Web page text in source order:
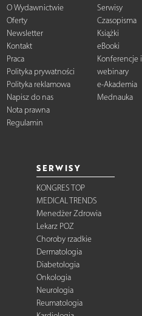
O Wydawnictwie
Oferty
Newsletter
Kontakt
Praca
Polityka prywatności
Polityka reklamowa
Napisz do nas
Nota prawna
Regulamin
Serwisy
Czasopisma
Książki
eBooki
Konferencje i
webinary
e-Akademia
Mednauka
SERWISY
KONGRES TOP
MEDICAL TRENDS
Menedżer Zdrowia
Lekarz POZ
Choroby rzadkie
Dermatologia
Diabetologia
Onkologia
Neurologia
Reumatologia